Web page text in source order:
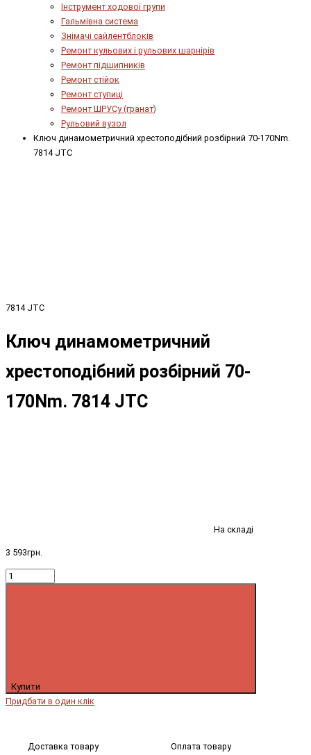
Інструмент ходової групи
Гальмівна система
Знімачі сайлентблоків
Ремонт кульових і рульових шарнірів
Ремонт підшипників
Ремонт стійок
Ремонт ступиці
Ремонт ШРУСу (гранат)
Рульовий вузол
Ключ динамометричний хрестоподібний розбірний 70-170Nm.
7814 JTC
7814 JTC
Ключ динамометричний
хрестоподібний розбірний 70-
170Nm. 7814 JTC
На складі
3 593грн.
Купити
Придбати в один клік
Доставка товару
Оплата товару